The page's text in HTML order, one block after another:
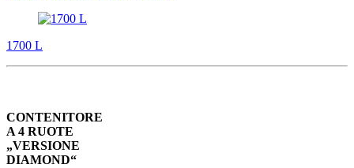
1700 L
CONTENITORE
A 4 RUOTE
„VERSIONE
DIAMOND“